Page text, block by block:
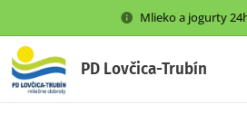
Mlieko a jogurty
PD Lovčica-Trubín